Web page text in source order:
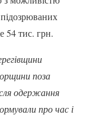
підозрюваних
54 тис. грн.
поза
одержання
про час і